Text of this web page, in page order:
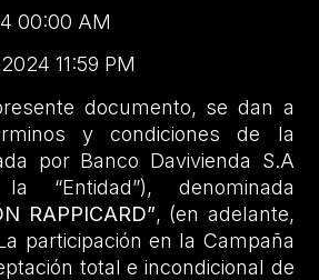
00:00 AM
11:59 PM
documento, se dan a
y condiciones de la
por Banco Davivienda S.A
“Entidad”), denominada
RAPPICARD”, (en adelante,
participación en la Campaña
total e incondicional de